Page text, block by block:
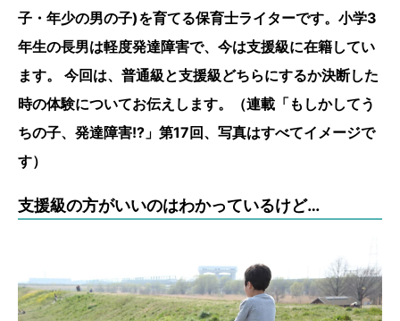
子・年少の男の子)を育てる保育士ライターです。小学3
年生の長男は軽度発達障害で、今は支援級に在籍してい
ます。 今回は、普通級と支援級どちらにするか決断した
時の体験についてお伝えします。（連載「もしかしてう
ちの子、発達障害!?」第17回、写真はすべてイメージで
す）
支援級の方がいいのはわかっているけど…